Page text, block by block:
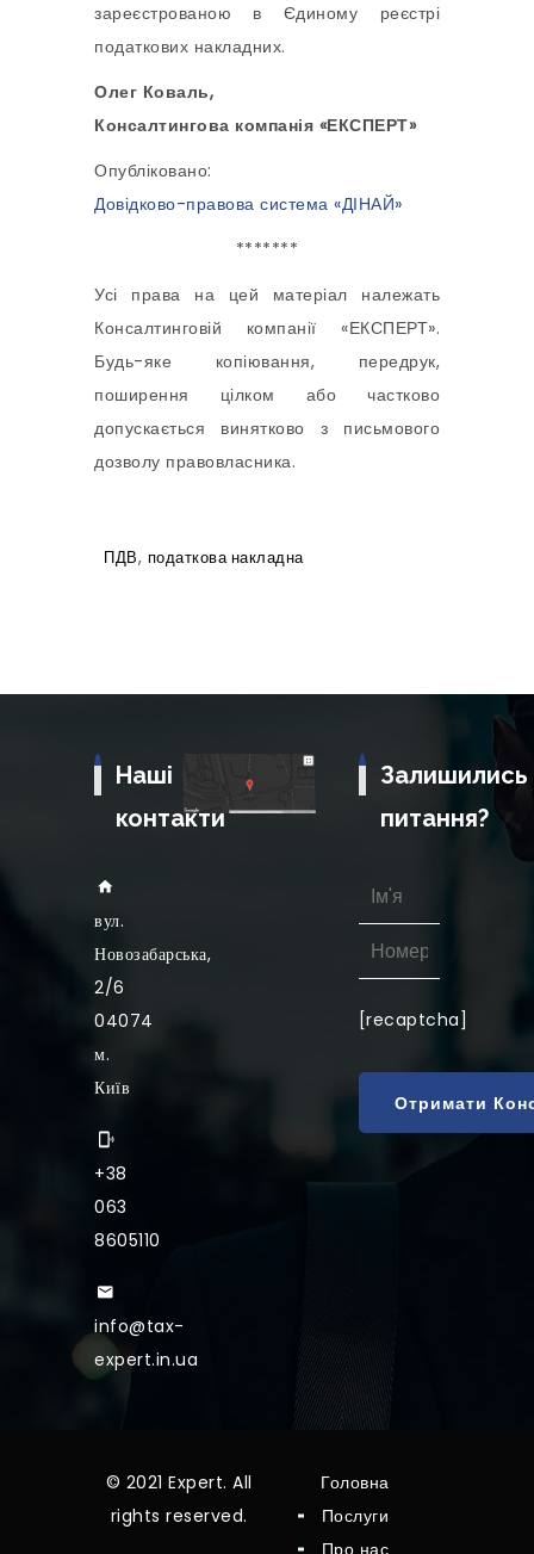
зареєстрованою в Єдиному реєстрі
податкових накладних.
Олег Коваль,
Консалтингова компанія «ЕКСПЕРТ»
Опубліковано:
Довідково-правова система «ДІНАЙ»
*******
Усі права на цей матеріал належать
Консалтинговій компанії «ЕКСПЕРТ».
Будь-яке копіювання, передрук,
поширення цілком або частково
допускається винятково з письмового
дозволу правовласника.
ПДВ, податкова накладна
Наші
контакти
вул.
Новозабарська,
2/6
04074
м.
Київ
+38
063
8605110
info@tax-
expert.in.ua
Залишились
питання?
[recaptcha]
© 2021 Expert. All
rights reserved.
Головна
Послуги